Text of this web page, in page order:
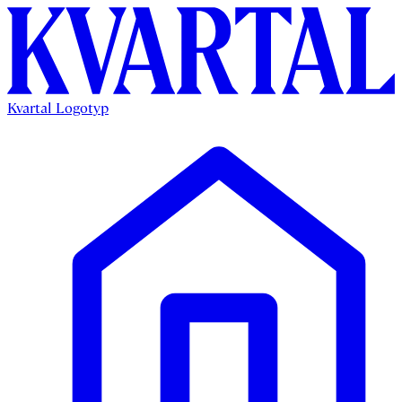
Kvartal Logotyp